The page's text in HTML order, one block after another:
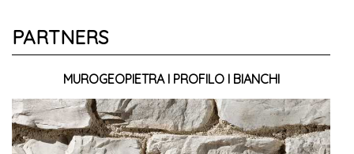
PARTNERS
MUROGEOPIETRA I PROFILO I BIANCHI